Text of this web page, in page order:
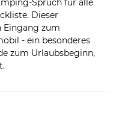
Spruch für alle
Dieser
Eingang zum
- ein besonderes
zum Urlaubsbeginn,